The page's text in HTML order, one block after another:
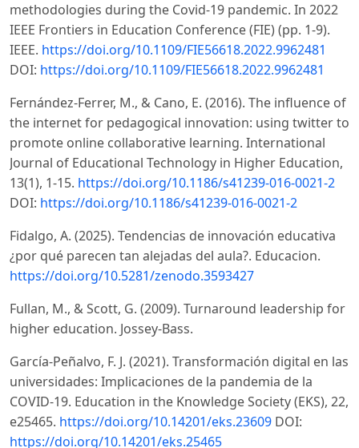
methodologies during the Covid-19 pandemic. In 2022
IEEE Frontiers in Education Conference (FIE) (pp. 1-9).
IEEE. https://doi.org/10.1109/FIE56618.2022.9962481
DOI: https://doi.org/10.1109/FIE56618.2022.9962481
Fernández-Ferrer, M., & Cano, E. (2016). The influence of
the internet for pedagogical innovation: using twitter to
promote online collaborative learning. International
Journal of Educational Technology in Higher Education,
13(1), 1-15. https://doi.org/10.1186/s41239-016-0021-2
DOI: https://doi.org/10.1186/s41239-016-0021-2
Fidalgo, A. (2025). Tendencias de innovación educativa
¿por qué parecen tan alejadas del aula?. Educacion.
https://doi.org/10.5281/zenodo.3593427
Fullan, M., & Scott, G. (2009). Turnaround leadership for
higher education. Jossey-Bass.
García-Peñalvo, F. J. (2021). Transformación digital en las
universidades: Implicaciones de la pandemia de la
COVID-19. Education in the Knowledge Society (EKS), 22,
e25465. https://doi.org/10.14201/eks.23609 DOI:
https://doi.org/10.14201/eks.25465